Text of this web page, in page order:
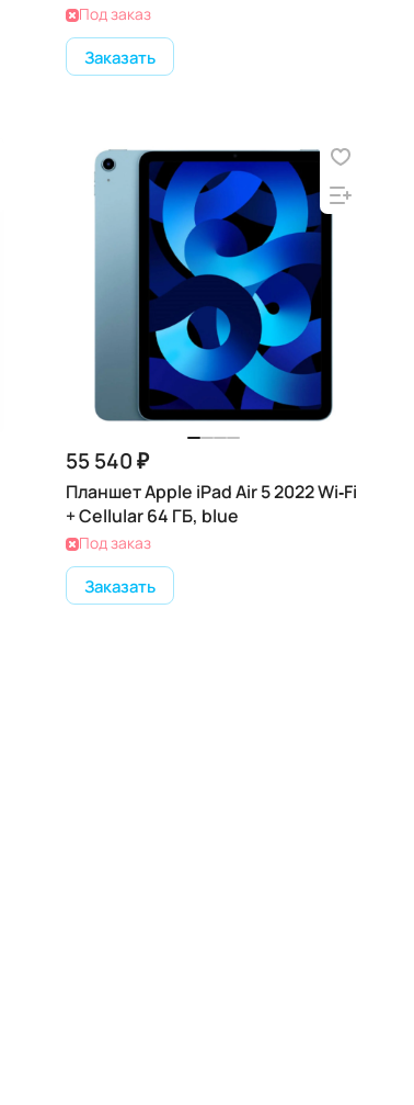
Под заказ
Заказать
55 540 ₽
Планшет Apple iPad Air 5 2022 Wi‑Fi
+ Cellular 64 ГБ, blue
Под заказ
Заказать